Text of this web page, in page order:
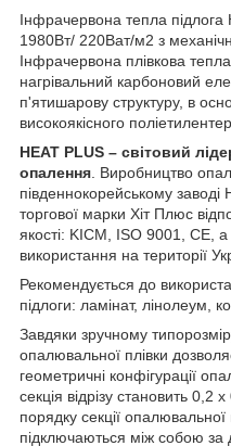
Інфрачервона тепла
1980Вт/ 220Ват/м2 з
Інфрачервона плівкова
нагрівальний карбоновий
п'ятишарову структуру, в
високоякісного
HEAT PLUS – світовий
опалення . Виробництво
південнокорейському
торгової марки Хіт Плюс
якості: KICM, ISO 9001, CE,
використання на території
Рекомендується до
підлоги: ламінат, лінолеум,
Завдяки зручному
опалювальної плівки
геометричні конфігурації
секція відрізу становить
порядку секції
підключаються між собою